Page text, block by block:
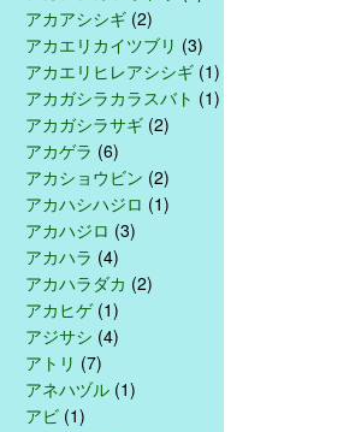
アカアシシギ (2)
アカエリカイツブリ (3)
アカエリヒレアシシギ (1)
アカガシラカラスバト (1)
アカガシラサギ (2)
アカゲラ (6)
アカショウビン (2)
アカハシハジロ (1)
アカハジロ (3)
アカハラ (4)
アカハラダカ (2)
アカヒゲ(1)
アジサシ (4)
アトリ (7)
アネハヅル (1)
アビ (1)